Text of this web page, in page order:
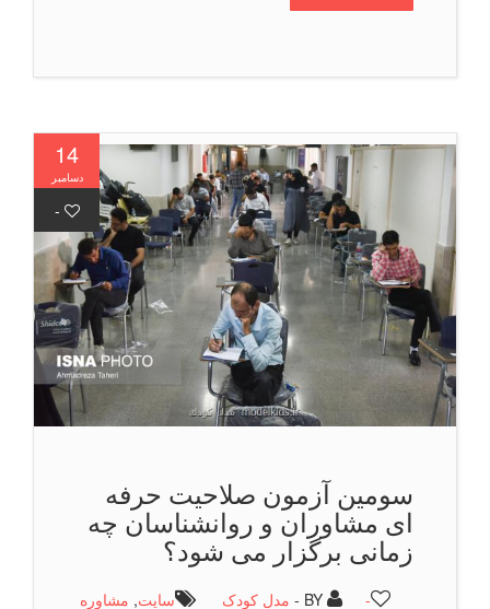
14
دسامبر
-
سومین آزمون صلاحیت حرفه
ای مشاوران و روانشناسان چه
زمانی برگزار می شود؟
BY - مدل کودک سایت,مشاوره